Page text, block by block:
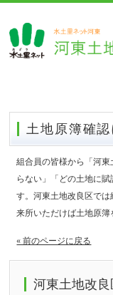
土地原簿確
組合員の皆様から「河
らない」「どの土地に
す。河東土地改良区では
来所いただけば土地原簿
« 前のページに戻る
河東土地改良